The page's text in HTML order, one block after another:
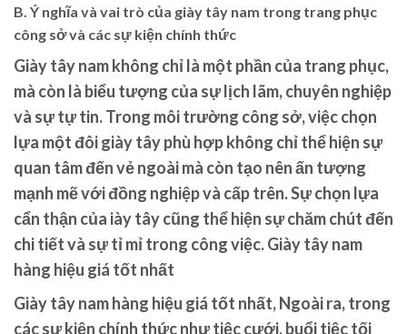
B. Ý nghĩa và vai trò của giày tây nam trong trang phục
công sở và các sự kiện chính thức
Giày tây nam không chỉ là một phần của trang phục,
mà còn là biểu tượng của sự lịch lãm, chuyên nghiệp
và sự tự tin. Trong môi trường công sở, việc chọn
lựa một đôi giày tây phù hợp không chỉ thể hiện sự
quan tâm đến vẻ ngoài mà còn tạo nên ấn tượng
mạnh mẽ với đồng nghiệp và cấp trên. Sự chọn lựa
cẩn thận của iày tây cũng thể hiện sự chăm chút đến
chi tiết và sự tỉ mỉ trong công việc. Giày tây nam
hàng hiệu giá tốt nhất
Giày tây nam hàng hiệu giá tốt nhất, Ngoài ra, trong
các sự kiện chính thức như tiệc cưới, buổi tiệc tối